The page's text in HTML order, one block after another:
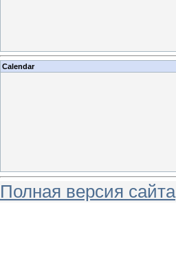
Calendar
Полная версия сайта